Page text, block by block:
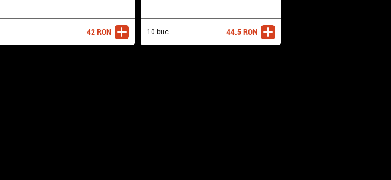
adaugă
42RON 10 buc adaugă
44.5RON